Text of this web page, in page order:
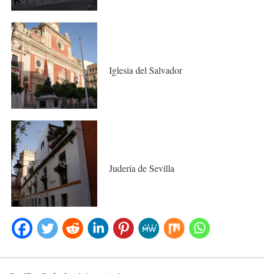
Iglesia del Salvador
Judería de Sevilla